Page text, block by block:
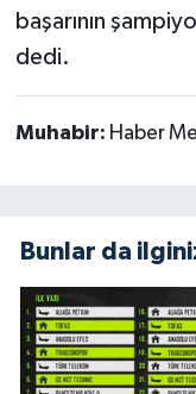
başarının
dedi.
Muhabir: Haber
Bunlar da